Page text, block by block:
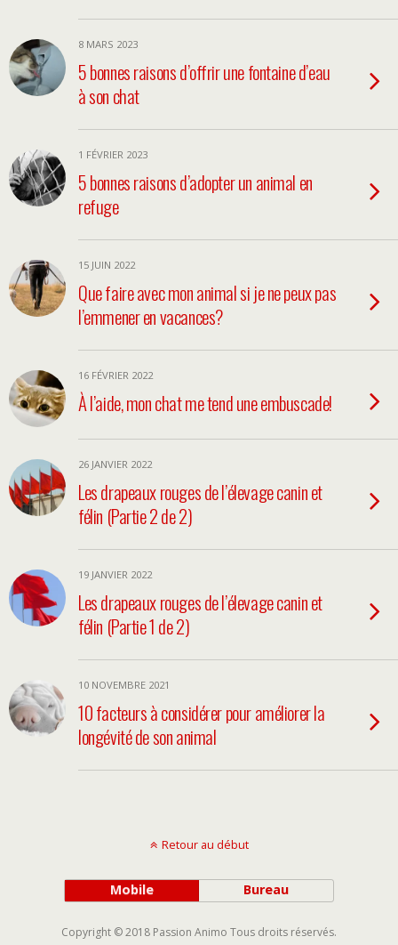
8 MARS 2023
5 bonnes raisons d’offrir une fontaine d’eau
à son chat
1 FÉVRIER 2023
5 bonnes raisons d’adopter un animal en
refuge
15 JUIN 2022
Que faire avec mon animal si je ne peux pas
l’emmener en vacances?
16 FÉVRIER 2022
À l’aide, mon chat me tend une embuscade!
26 JANVIER 2022
Les drapeaux rouges de l’élevage canin et
félin (Partie 2 de 2)
19 JANVIER 2022
Les drapeaux rouges de l’élevage canin et
félin (Partie 1 de 2)
10 NOVEMBRE 2021
10 facteurs à considérer pour améliorer la
longévité de son animal
Retour au début
Mobile Bureau
Copyright © 2018 Passion Animo Tous droits réservés.